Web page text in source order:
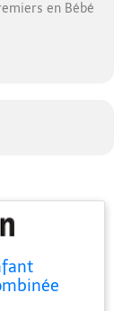
en Bébé